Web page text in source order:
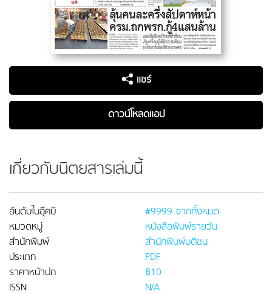
แชร์
ดาวน์โหลดแอป
เกี่ยวกับนิตยสารเล่มนี้
อันดับในอุ๊คบี
#9999 จากทั้งหมด
หมวดหมู่
หนังสือพิมพ์รายวัน
สำนักพิมพ์
สำนักพิมพ์มติชน
ประเภท
PDF
ราคาหน้าปก
฿10
ISSN
N/A